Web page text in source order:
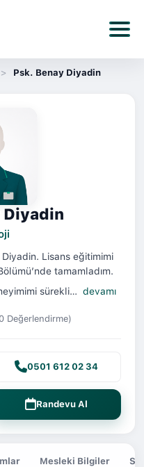
Psk. Benay Diyadin
Diyadin
Lisans eğitimimi
tamamladım.
sürekli… devamı
Değerlendirme)
0501 612 02 34
Randevu Al
Mesleki Bilgiler